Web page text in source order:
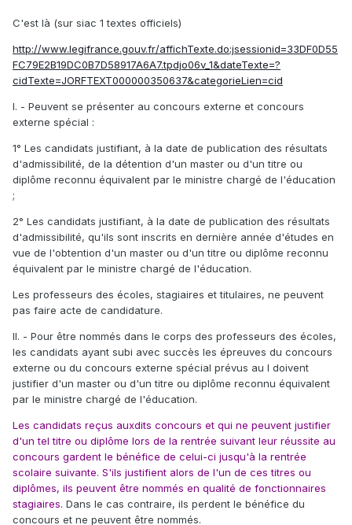
C'est là (sur siac 1 textes officiels)
http://www.legifrance.gouv.fr/affichTexte.do;jsessionid=33DF0D55
FC79E2B19DC0B7D58917A6A7.tpdjo06v_1&dateTexte=?
cidTexte=JORFTEXT000000350637&categorieLien=cid
I. - Peuvent se présenter au concours externe et concours
externe spécial :
1° Les candidats justifiant, à la date de publication des résultats
d'admissibilité, de la détention d'un master ou d'un titre ou
diplôme reconnu équivalent par le ministre chargé de l'éducation
;
2° Les candidats justifiant, à la date de publication des résultats
d'admissibilité, qu'ils sont inscrits en dernière année d'études en
vue de l'obtention d'un master ou d'un titre ou diplôme reconnu
équivalent par le ministre chargé de l'éducation.
Les professeurs des écoles, stagiaires et titulaires, ne peuvent
pas faire acte de candidature.
II. - Pour être nommés dans le corps des professeurs des écoles,
les candidats ayant subi avec succès les épreuves du concours
externe ou du concours externe spécial prévus au I doivent
justifier d'un master ou d'un titre ou diplôme reconnu équivalent
par le ministre chargé de l'éducation.
Les candidats reçus auxdits concours et qui ne peuvent justifier
d'un tel titre ou diplôme lors de la rentrée suivant leur réussite au
concours gardent le bénéfice de celui-ci jusqu'à la rentrée
scolaire suivante. S'ils justifient alors de l'un de ces titres ou
diplômes, ils peuvent être nommés en qualité de fonctionnaires
stagiaires. Dans le cas contraire, ils perdent le bénéfice du
concours et ne peuvent être nommés.